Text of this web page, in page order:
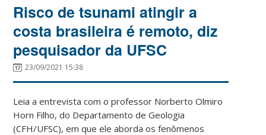
Risco de tsunami atingir a
costa brasileira é remoto, diz
pesquisador da UFSC
23/09/2021 15:38
Leia a entrevista com o professor Norberto Olmiro
Horn Filho, do Departamento de Geologia
(CFH/UFSC), em que ele aborda os fenômenos